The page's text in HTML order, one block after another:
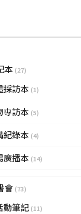
本 (27)
採訪本 (1)
專訪本 (5)
紀錄本 (4)
廣播本 (14)
會 (73)
動筆記 (11)